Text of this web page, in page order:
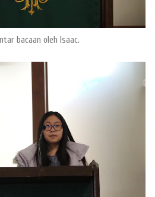
bacaan oleh Isaac.